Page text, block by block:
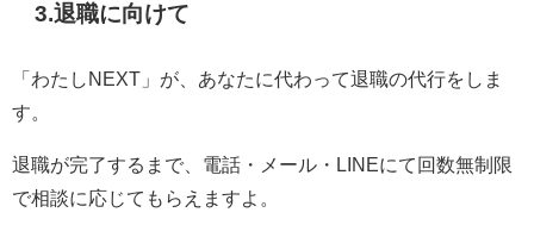
3.退職に向けて
「わたしNEXT」が、あなたに代わって退職の代行をしま
す。
退職が完了するまで、電話・メール・LINEにて回数無制限
で相談に応じてもらえますよ。